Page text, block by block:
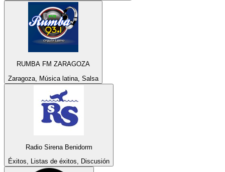
RUMBA FM ZARAGOZA
Zaragoza, Música latina, Salsa
Radio Sirena Benidorm
Éxitos, Listas de éxitos, Discusión